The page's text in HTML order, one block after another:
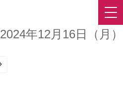
2024年12月16日（月）